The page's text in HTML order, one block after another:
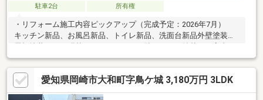
駐車2台
所有権
・リフォーム施工内容ピックアップ（完成予定：2026年7月）
キッチン新品、お風呂新品、トイレ新品、洗面台新品外壁塗装、
リーニング、クッションフロア張替え、白蟻点検
愛知県岡崎市大和町字鳥ケ城 3,180万円 3LDK